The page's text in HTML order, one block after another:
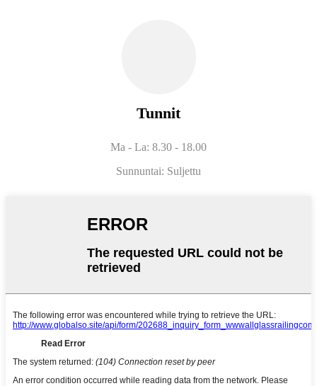
Tunnit
Ma - La: 8.30 - 18.00
Sunnuntai: Suljettu